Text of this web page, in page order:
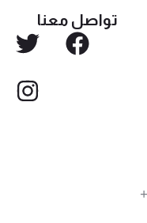
تواصل معنا